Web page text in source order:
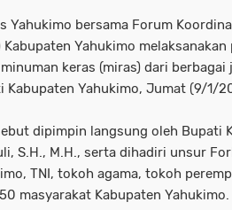
Yahukimo bersama Forum
Yahukimo
keras (miras) dari
Kabupaten Yahukimo, Jumat (9/1/
dipimpin langsung oleh Bupati
S.H., M.H., serta dihadiri unsur
TNI, tokoh agama, tokoh
masyarakat Kabupaten Yahukimo.